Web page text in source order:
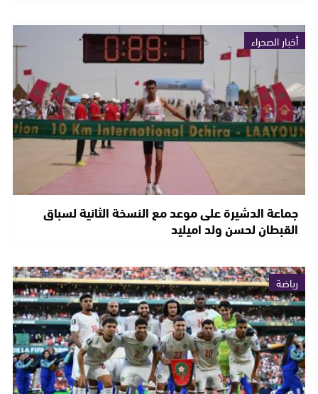
أخبار الصحراء
جماعة الدشيرة على موعد مع النسخة الثانية لسباق
القبطان لحسن ولد اميليد
رياضة